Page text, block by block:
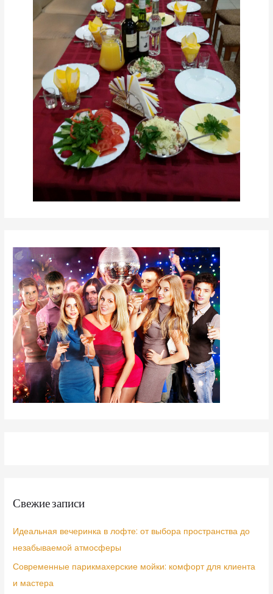
Свежие записи
Идеальная вечеринка в лофте: от выбора пространства до
незабываемой атмосферы
Современные парикмахерские мойки: комфорт для клиента
и мастера